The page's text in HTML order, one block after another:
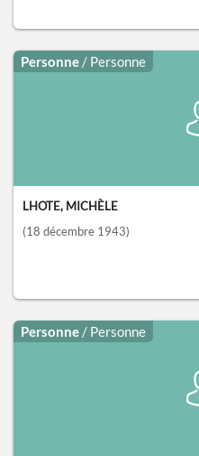
Personne / Personne
LHOTE, MICHÈLE
(18 décembre 1943)
Personne / Personne